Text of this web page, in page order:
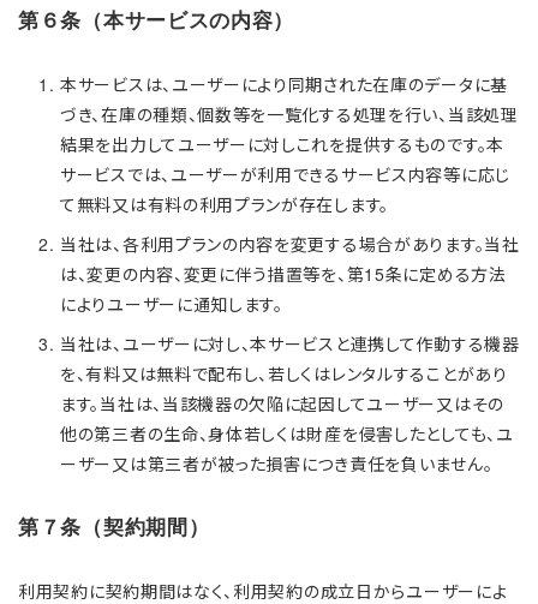
第６条（本サービスの内容）
本サービスは、ユーザーにより同期された在庫のデータに基
づき、在庫の種類、個数等を一覧化する処理を行い、当該処理
結果を出力してユーザーに対しこれを提供するものです。本
サービスでは、ユーザーが利用できるサービス内容等に応じ
て無料又は有料の利用プランが存在します。
当社は、各利用プランの内容を変更する場合があります。当社
は、変更の内容、変更に伴う措置等を、第15条に定める方法
によりユーザーに通知します。
当社は、ユーザーに対し、本サービスと連携して作動する機器
を、有料又は無料で配布し、若しくはレンタルすることがあり
ます。当社は、当該機器の欠陥に起因してユーザー又はその
他の第三者の生命、身体若しくは財産を侵害したとしても、ユ
ーザー又は第三者が被った損害につき責任を負いません。
第７条（契約期間）
利用契約に契約期間はなく、利用契約の成立日からユーザーによ